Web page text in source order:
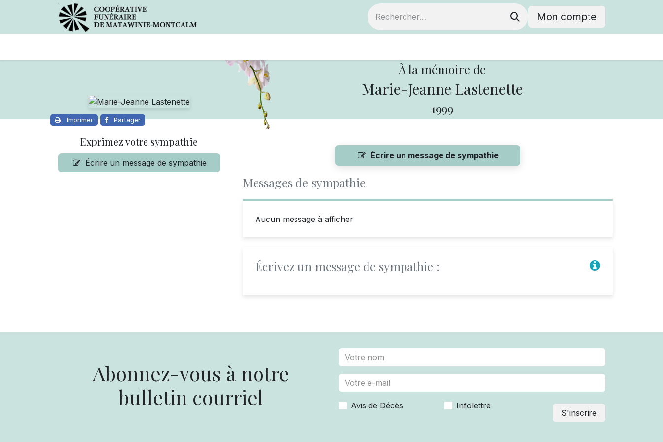
Mon compte
À la mémoire de
Marie-Jeanne Lastenette
1999
Imprimer Partager
Exprimez votre sympathie
Écrire un message de sympathie
Écrire un message de sympathie
Messages de sympathie
Aucun message à afficher
Écrivez un message de sympathie :
Abonnez-vous à notre
bulletin courriel
Avis de Décès Infolettre
S'inscrire